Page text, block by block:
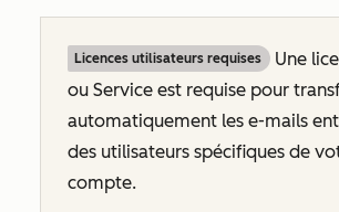
Licences utilisateurs requises
Une
ou Service est requise pour
automatiquement les e-mails
des utilisateurs spécifiques de
compte.